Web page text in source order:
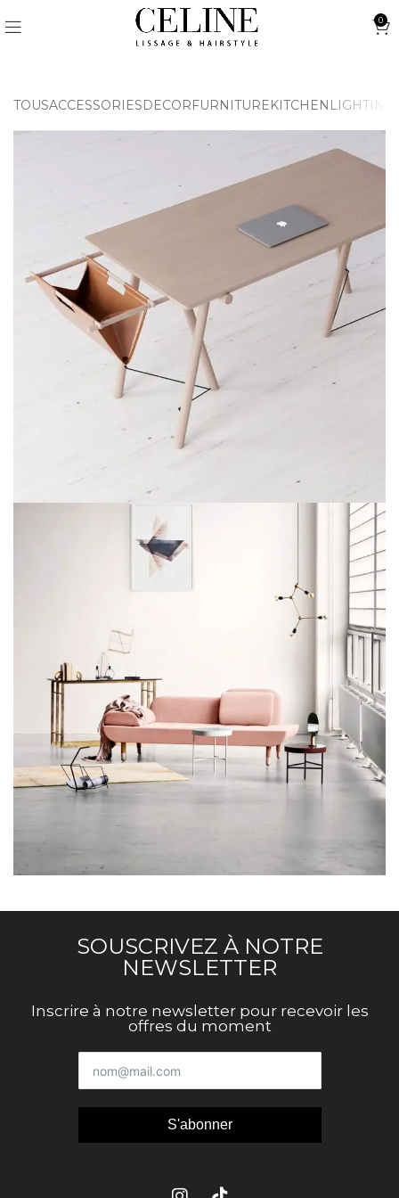
0
TOUSACCESSORIESDECORFURNITUREKITCHEN LIGHTING
DECOR
ET VESTIBULUM QUIS A SUSPENDISSE
SOUSCRIVEZ À NOTRE
NEWSLETTER
Inscrire à notre newsletter pour recevoir les
offres du moment
S'abonner